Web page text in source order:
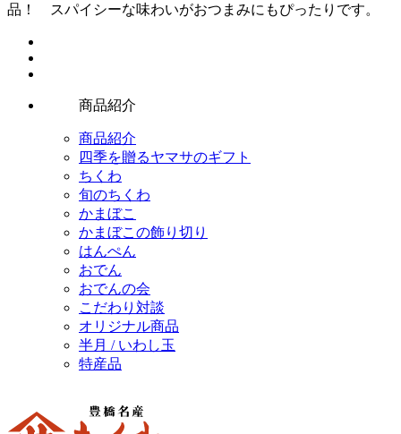
品！ スパイシーな味わいがおつまみにもぴったりです。
商品紹介
商品紹介
四季を贈るヤマサのギフト
ちくわ
旬のちくわ
かまぼこ
かまぼこの飾り切り
はんぺん
おでん
おでんの会
こだわり対談
オリジナル商品
半月 / いわし玉
特産品